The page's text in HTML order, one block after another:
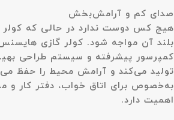
صدای کم و آرامش‌بخش
هیچ کس دوست ندارد در حالی که
کمپرسور پیشرفته و سیستم طراحی
تولید می‌کند و آرامش محیط را حفظ
به‌خصوص برای اتاق خواب، دفتر کار و
اهمیت دارد.